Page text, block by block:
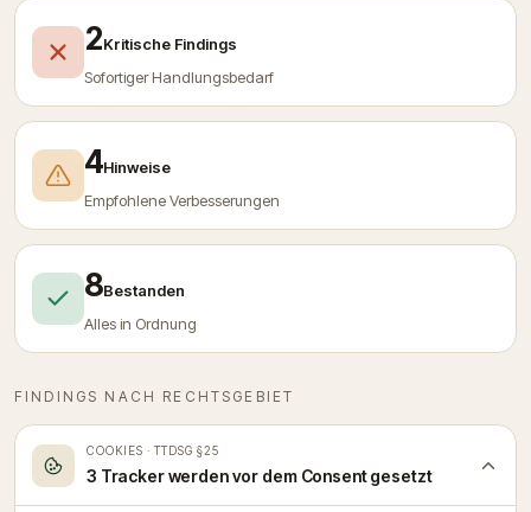
2Kritische Findings
Sofortiger Handlungs­bedarf
4Hinweise
Empfohlene Verbesserungen
8Bestanden
Alles in Ordnung
FINDINGS NACH RECHTSGEBIET
COOKIES · TTDSG §25
3 Tracker werden vor dem Consent gesetzt